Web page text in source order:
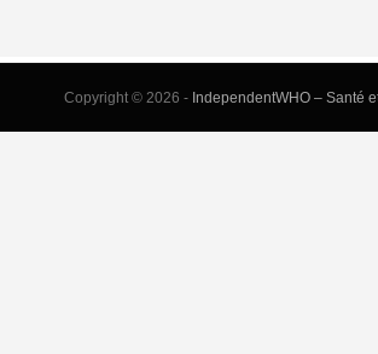
Copyright © 2026 - IndependentWHO – Santé